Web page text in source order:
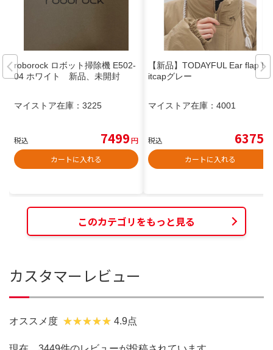
roborock ロボット掃除機 E502-
04 ホワイト 新品、未開封
マイストア在庫： 3225
税込 7499円
カートに入れる
【新品】TODAYFUL Ear flap Kn
itcapグレー
マイストア在庫： 4001
税込 6375
カートに入れる
このカテゴリをもっと見る
カスタマーレビュー
オススメ度 4.9点